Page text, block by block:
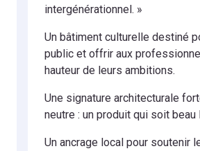
intergénérationnel. »
Un bâtiment culturelle destiné
public et offrir aux
hauteur de leurs ambitions.
Une signature architecturale
neutre : un produit qui soit beau
Un ancrage local pour soutenir